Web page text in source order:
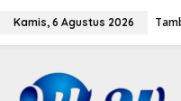
Kamis, 6 Agustus 2026